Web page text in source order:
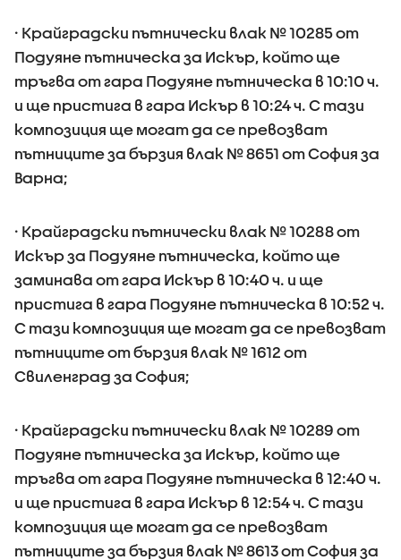
· Крайградски пътнически влак № 10285 от
Подуяне пътническа за Искър, който ще
тръгва от гара Подуяне пътническа в 10:10 ч.
и ще пристига в гара Искър в 10:24 ч. С тази
композиция ще могат да се превозват
пътниците за бързия влак № 8651 от София за
Варна;
· Крайградски пътнически влак № 10288 от
Искър за Подуяне пътническа, който ще
заминава от гара Искър в 10:40 ч. и ще
пристига в гара Подуяне пътническа в 10:52 ч.
С тази композиция ще могат да се превозват
пътниците от бързия влак № 1612 от
Свиленград за София;
· Крайградски пътнически влак № 10289 от
Подуяне пътническа за Искър, който ще
тръгва от гара Подуяне пътническа в 12:40 ч.
и ще пристига в гара Искър в 12:54 ч. С тази
композиция ще могат да се превозват
пътниците за бързия влак № 8613 от София за